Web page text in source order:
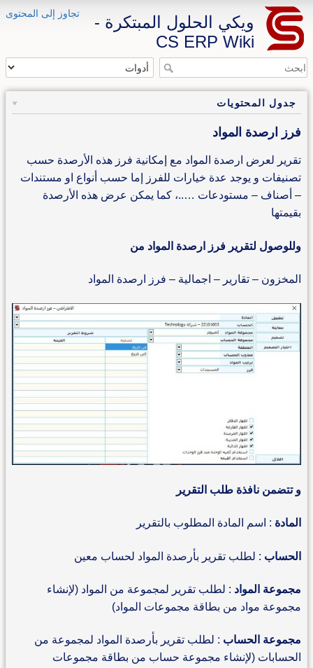
تجاوز إلى المحتوى
ويكي الحلول المبتكرة -
CS ERP Wiki
جدول المحتويات
فرز ارصدة المواد
تقرير لعرض ارصدة المواد مع إمكانية فرز هذه الأرصدة حسب
تصنيفات و يوجد عدة خيارات للفرز إما حسب أنواع او مستندات
– أصناف – مستودعات …..، كما يمكن عرض هذه الأرصدة
بقيمتها
وللوصول لتقرير فرز ارصدة المواد من
المخزون – تقارير – اجمالية – فرز ارصدة المواد
و تتضمن نافذة طلب التقرير
المادة : اسم المادة المطلوب بالتقرير
الحساب : لطلب تقرير بأرصدة المواد لحساب معين
مجموعة المواد : لطلب تقرير لمجموعة من المواد (لإنشاء
مجموعة مواد من بطاقة مجموعات المواد)
مجموعة الحساب : لطلب تقرير بأرصدة المواد لمجموعة من
الحسابات (لإنشاء مجموعة حساب من بطاقة مجموعات